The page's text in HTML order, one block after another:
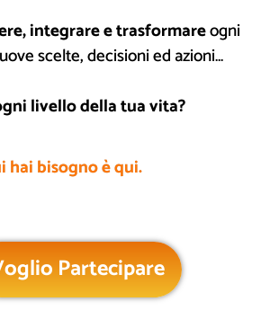
integrare e trasformareogni
scelte, decisioni ed azioni…
livello della tua vita?
hai bisogno è qui.
Partecipare